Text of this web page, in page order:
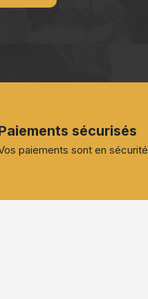
sécurisés
paiements sont en sécurité